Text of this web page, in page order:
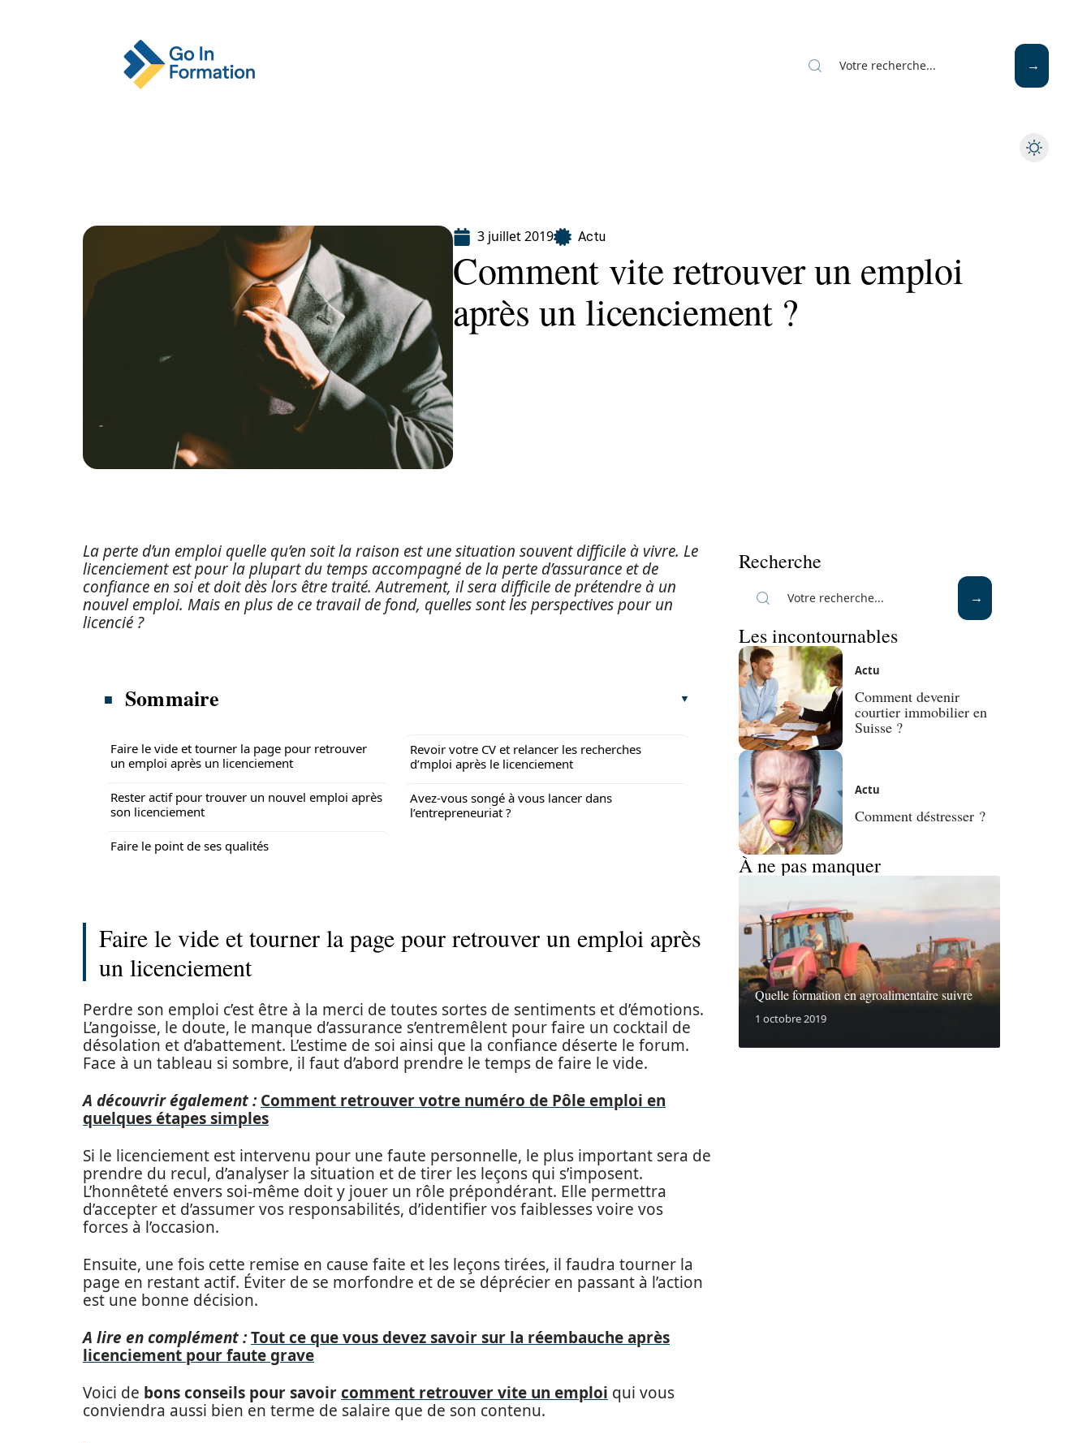
3 juillet 2019 Actu
Comment vite retrouver un emploi
après un licenciement ?
La perte d’un emploi quelle qu’en soit la raison est une situation souvent difficile à vivre. Le
licenciement est pour la plupart du temps accompagné de la perte d’assurance et de
confiance en soi et doit dès lors être traité. Autrement, il sera difficile de prétendre à un
nouvel emploi. Mais en plus de ce travail de fond, quelles sont les perspectives pour un
licencié ?
Sommaire
Faire le vide et tourner la page pour retrouver
un emploi après un licenciement
Rester actif pour trouver un nouvel emploi après
son licenciement
Faire le point de ses qualités
Revoir votre CV et relancer les recherches
d’mploi après le licenciement
Avez-vous songé à vous lancer dans
l’entrepreneuriat ?
Faire le vide et tourner la page pour retrouver un emploi après
un licenciement
Perdre son emploi c’est être à la merci de toutes sortes de sentiments et d’émotions.
L’angoisse, le doute, le manque d’assurance s’entremêlent pour faire un cocktail de
désolation et d’abattement. L’estime de soi ainsi que la confiance déserte le forum.
Face à un tableau si sombre, il faut d’abord prendre le temps de faire le vide.
A découvrir également : Comment retrouver votre numéro de Pôle emploi en
quelques étapes simples
Si le licenciement est intervenu pour une faute personnelle, le plus important sera de
prendre du recul, d’analyser la situation et de tirer les leçons qui s’imposent.
L’honnêteté envers soi-même doit y jouer un rôle prépondérant. Elle permettra
d’accepter et d’assumer vos responsabilités, d’identifier vos faiblesses voire vos
forces à l’occasion.
Ensuite, une fois cette remise en cause faite et les leçons tirées, il faudra tourner la
page en restant actif. Éviter de se morfondre et de se déprécier en passant à l’action
est une bonne décision.
A lire en complément :Tout ce que vous devez savoir sur la réembauche après
licenciement pour faute grave
Voici de bons conseils pour savoircomment retrouver vite un emploi qui vous
conviendra aussi bien en terme de salaire que de son contenu.
Recherche
Les incontournables
Actu
Comment devenir
courtier immobilier en
Suisse ?
Actu
Comment déstresser ?
À ne pas manquer
Quelle formation en agroalimentaire suivre
1 octobre 2019